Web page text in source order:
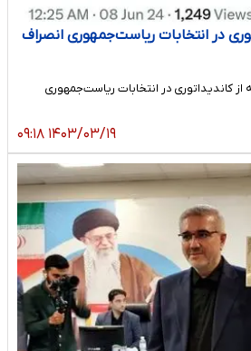
در انتخابات ریاست‌جمهوری انصراف
کاندیداتوری در انتخابات ریاست‌جمهوری
۱۴۰۳/۰۳/۱۹ ۰۹:۱۸